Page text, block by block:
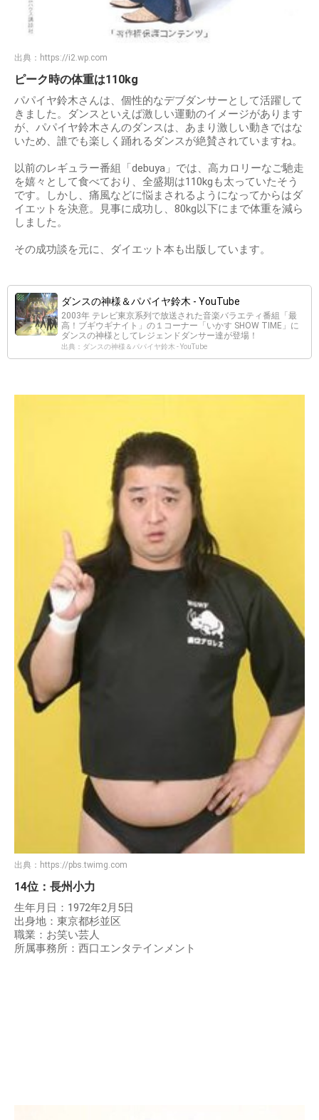
出典： https://i2.wp.com
ピーク時の体重は110kg
パパイヤ鈴木さんは、個性的なデブダンサーとして活躍して
きました。ダンスといえば激しい運動のイメージがあります
が、パパイヤ鈴木さんのダンスは、あまり激しい動きではな
いため、誰でも楽しく踊れるダンスが絶賛されていますね。
以前のレギュラー番組「debuya」では、高カロリーなご馳走
を嬉々として食べており、全盛期は110kgも太っていたそう
です。しかし、痛風などに悩まされるようになってからはダ
イエットを決意。見事に成功し、80kg以下にまで体重を減ら
しました。
その成功談を元に、ダイエット本も出版しています。
ダンスの神様＆パパイヤ鈴木 - YouTube
2003年 テレビ東京系列で放送された音楽バラエティ番組「最
高！ブギウギナイト」の１コーナー「いかす SHOW TIME」に
ダンスの神様としてレジェンドダンサー達が登場！
出典：ダンスの神様＆パパイヤ鈴木 - YouTube
出典： https://pbs.twimg.com
14位：長州小力
生年月日：1972年2月5日
出身地：東京都杉並区
職業：お笑い芸人
所属事務所：西口エンタテインメント